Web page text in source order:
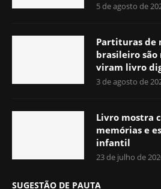
5 de agosto de
Partituras de
brasileiro são
viram livro
3 de agosto de
Livro mostra
memórias e
infantil
23 de julho de
SUGESTÃO DE PAUTA